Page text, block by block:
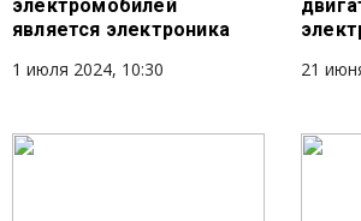
электромобилей
является электроника
1 июля 2024, 10:30
21